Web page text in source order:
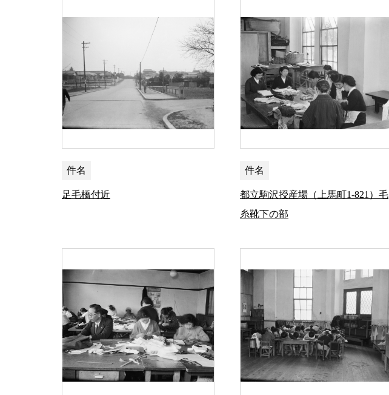
件名
足毛橋付近
件名
都立駒沢授産場（上馬町1-821）毛
糸靴下の部